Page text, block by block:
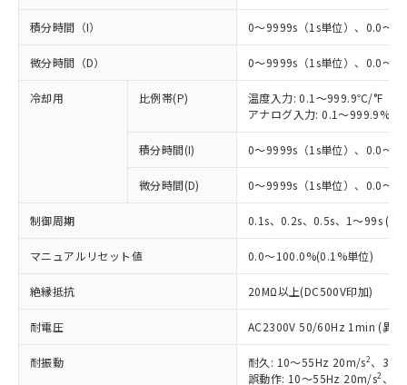
積分時間（I） 0～9999s（1s単位）、0.0～
微分時間（D） 0～9999s（1s単位）、0.0～
冷却用 比例帯(P)
温度入力: 0.1～999.9℃/°F（
アナログ入力: 0.1～999.9%FS
積分時間(I) 0～9999s（1s単位）、0.0～
微分時間(D) 0～9999s（1s単位）、0.0～
制御周期 0.1s、0.2s、0.5s、1～99s (1s
マニュアルリセット値 0.0～100.0%(0.1%単位)
絶縁抵抗 20MΩ以上(DC500V印加)
耐電圧 AC2300V 50/60Hz 1min (異極
耐振動 耐久: 10～55Hz 20m/s2、3軸
誤動作: 10～55Hz 20m/s2 、3
対応済み：EU RoHS指令（10物質）の
非含有に対応した製品が提供可能な商品で